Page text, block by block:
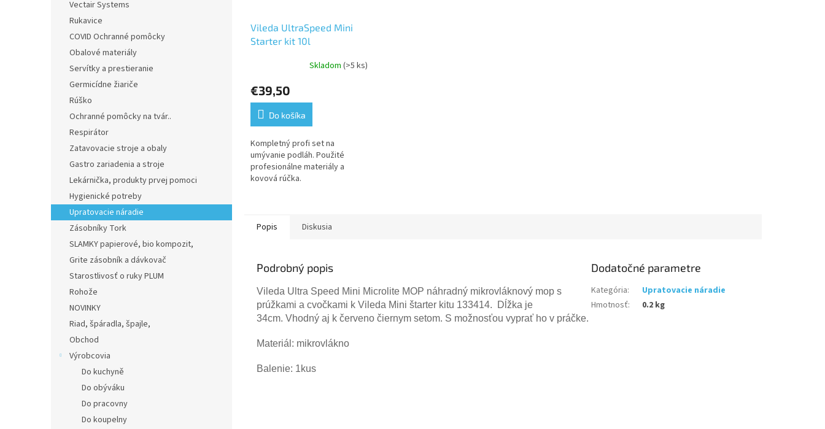
Vectair Systems
Rukavice
COVID Ochranné pomôcky
Obalové materiály
Servítky a prestieranie
Germicídne žiariče
Rúško
Ochranné pomôcky na tvár..
Respirátor
Zatavovacie stroje a obaly
Gastro zariadenia a stroje
Lekárnička, produkty prvej pomoci
Hygienické potreby
Upratovacie náradie
Zásobníky Tork
SLAMKY papierové, bio kompozit,
Grite zásobník a dávkovač
Starostlivosť o ruky PLUM
Rohože
NOVINKY
Riad, špáradla, špajle,
Obchod
Výrobcovia
Do kuchyně
Do obýváku
Do pracovny
Do koupelny
Vileda UltraSpeed Mini
Starter kit 10l
produktu
je
5,0
z
hviezdičiek.
Skladom (>5 ks)
€39,50
Do košíka
Kompletný profi set na
umývanie podláh. Použité
profesionálne materiály a
kovová rúčka.
Popis Diskusia
Podrobný popis
Vileda Ultra Speed Mini Microlite MOP náhradný mikrovláknový mop s
prúžkami a cvočkami k Vileda Mini štarter kitu 133414. Dĺžka je
34cm. Vhodný aj k červeno čiernym setom. S možnosťou vyprať ho v práčke.
Materiál: mikrovlákno
Balenie: 1kus
Dodatočné parametre
Kategória:
Upratovacie náradie
Hmotnosť: 0.2 kg